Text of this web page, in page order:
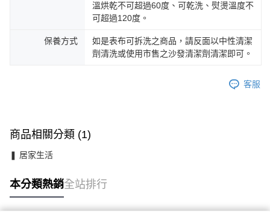
溫烘乾不可超過60度、可乾洗、熨燙溫度不
可超過120度。
保養方式
如是表布可拆洗之商品，請反面以中性清潔
劑清洗或使用市售之沙發清潔劑清潔即可。
客服
商品相關分類 (1)
❚ 居家生活
本分類熱銷全站排行